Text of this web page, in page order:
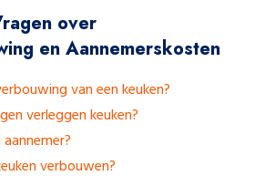
over
en Aannemerskosten
van een keuken?
verleggen keuken?
verbouwen?